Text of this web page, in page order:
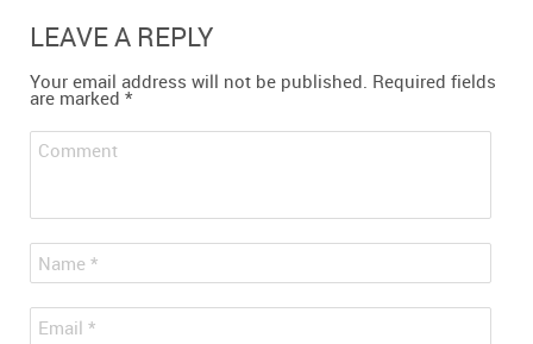
LEAVE A REPLY
Your email address will not be published. Required fields
are marked *
Comment
Name *
Email *